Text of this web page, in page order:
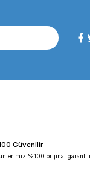
bazı bilgiler
sağlam,
dayanıklı,